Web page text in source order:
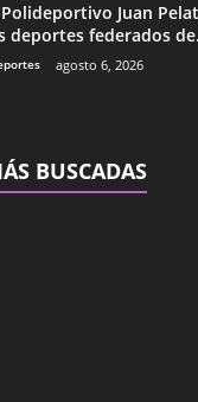
Polideportivo Juan
deportes federados
agosto 6, 2026
BUSCADAS